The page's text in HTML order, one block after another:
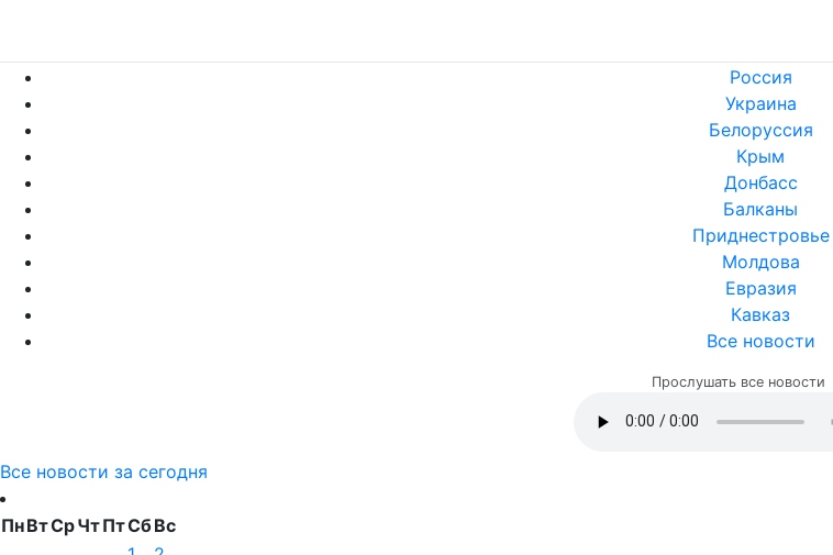
Россия
Украина
Белоруссия
Крым
Донбасс
Балканы
Приднестровье
Молдова
Евразия
Кавказ
Все новости
Прослушать все новости
Все новости за сегодня
ПнВтСрЧтПтСбВс